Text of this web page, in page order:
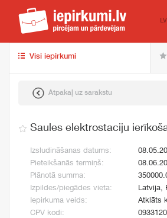
LV
Visi iepirkumi
Atpakaļ uz sarakstu
Saules elektrostaciju
Izsludināšanas datums:
Pieteikšanās termiņš:
Plānotā summa:
Izpildes/piegādes vieta:
Latvija,
Iepirkuma veids:
Atklāts
CPV kodi: